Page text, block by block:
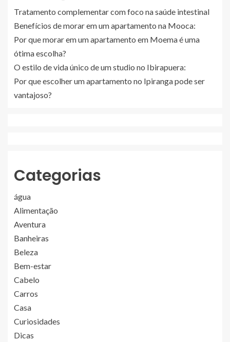
Tratamento complementar com foco na saúde intestinal
Benefícios de morar em um apartamento na Mooca:
Por que morar em um apartamento em Moema é uma
ótima escolha?
O estilo de vida único de um studio no Ibirapuera:
Por que escolher um apartamento no Ipiranga pode ser
vantajoso?
Categorias
água
Alimentação
Aventura
Banheiras
Beleza
Bem-estar
Cabelo
Carros
Casa
Curiosidades
Dicas